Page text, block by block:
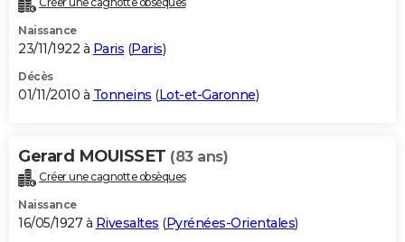
Naissance
23/11/1922 à Paris (Paris)
Décès
01/11/2010 à Tonneins (Lot-et-Garonne)
Gerard MOUISSET (83 ans)
Créer une cagnotte obsèques
Naissance
16/05/1927 à Rivesaltes (Pyrénées-Orientales)